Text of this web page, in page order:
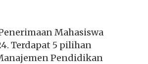
Mahasiswa
Terdapat 5 pilihan
Pendidikan